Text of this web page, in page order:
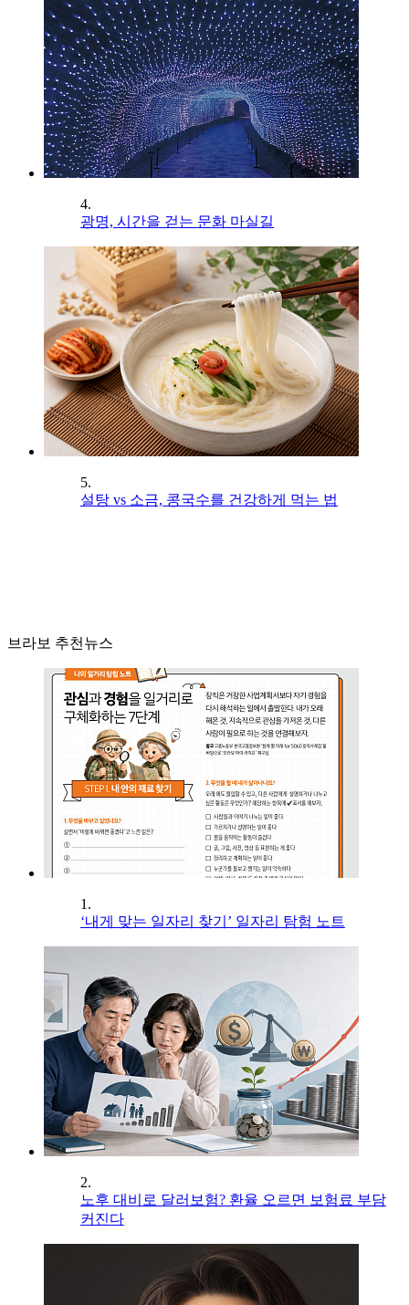
4.
광명, 시간을 걷는 문화 마실길
5.
설탕 vs 소금, 콩국수를 건강하게 먹는 법
브라보 추천뉴스
1.
‘내게 맞는 일자리 찾기’ 일자리 탐험 노트
2.
노후 대비로 달러보험? 환율 오르면 보험료 부담
커진다